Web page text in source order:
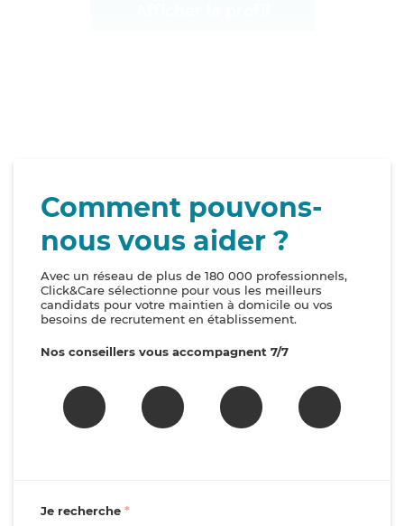
Comment pouvons-
nous vous aider ?
Avec un réseau de plus de 180 000 professionnels,
Click&Care sélectionne pour vous les meilleurs
candidats pour votre maintien à domicile ou vos
besoins de recrutement en établissement.
Nos conseillers vous accompagnent 7/7
Je recherche